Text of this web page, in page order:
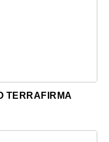
TERRAFIRMA